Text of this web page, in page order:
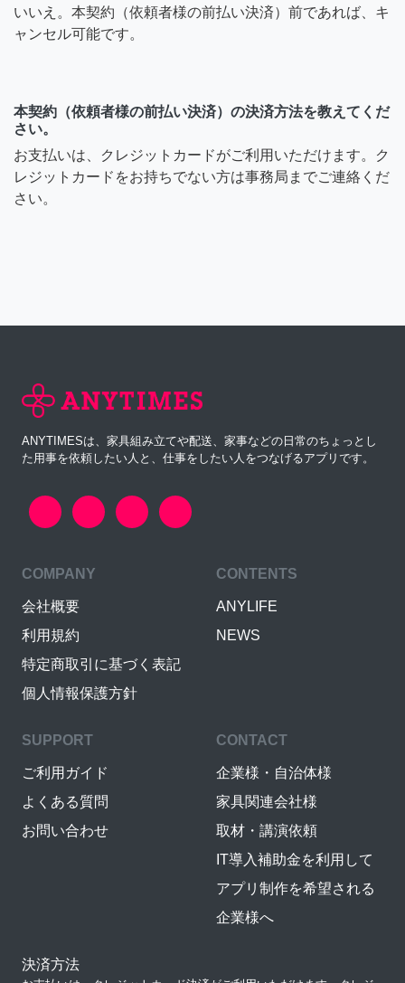
いいえ。本契約（依頼者様の前払い決済）前であれば、キ
ャンセル可能です。
本契約（依頼者様の前払い決済）の決済方法を教えてくだ
さい。
お支払いは、クレジットカードがご利用いただけます。ク
レジットカードをお持ちでない方は事務局までご連絡くだ
さい。
ANYTIMESは、家具組み立てや配送、家事などの日常のちょっとし
た用事を依頼したい人と、仕事をしたい人をつなげるアプリです。
COMPANY
会社概要
利用規約
特定商取引に基づく表記
個人情報保護方針
CONTENTS
ANYLIFE
NEWS
SUPPORT
ご利用ガイド
よくある質問
お問い合わせ
CONTACT
企業様・自治体様
家具関連会社様
取材・講演依頼
IT導入補助金を利用して
アプリ制作を希望される
企業様へ
決済方法